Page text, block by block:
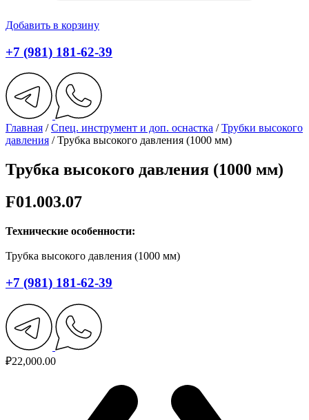
Добавить в корзину
+7 (981) 181-62-39
Главная /Спец. инструмент и доп. оснастка /Трубки высокого
давления / Трубка высокого давления (1000 мм)
Трубка высокого давления (1000 мм)
F01.003.07
Технические особенности:
Трубка высокого давления (1000 мм)
+7 (981) 181-62-39
₽22,000.00